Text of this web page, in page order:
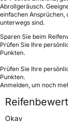
Abrollgeräusch.
einfachen Ansprüchen,
unterwegs sind.
Sparen Sie beim
Prüfen Sie Ihre
Punkten.
Prüfen Sie Ihre
Punkten.
Anmelden, um noch
Okay